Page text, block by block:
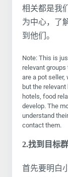
相关都是我
为中心，了
到他们。
Note: This is
relevant
are a pot seller,
but the
hotels, food
develop. The
understand
contact them.
2.找到目标
首先要明白